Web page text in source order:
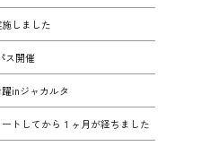
しました
ス開催
inジャカルタ
トしてから１ヶ月が経ちました